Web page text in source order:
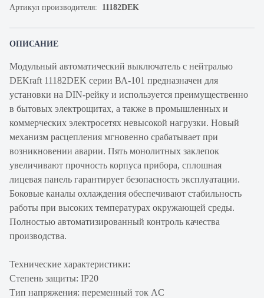
Артикул производителя: 11182DEK
ОПИСАНИЕ
Модульный автоматический выключатель с нейтралью
DEKraft 11182DEK серии ВА-101 предназначен для
установки на DIN-рейку и используется преимущественно
в бытовых электрощитах, а также в промышленных и
коммерческих электросетях невысокой нагрузки. Новый
механизм расцепления мгновенно срабатывает при
возникновении аварии. Пять монолитных заклепок
увеличивают прочность корпуса прибора, сплошная
лицевая панель гарантирует безопасность эксплуатации.
Боковые каналы охлаждения обеспечивают стабильность
работы при высоких температурах окружающей среды.
Полностью автоматизированный контроль качества
производства.
Технические характеристики:
Степень защиты: IP20
Тип напряжения: переменный ток AC